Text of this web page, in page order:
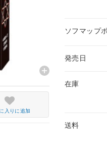
ソフマップ
発売日
在庫
送料
入りに追加